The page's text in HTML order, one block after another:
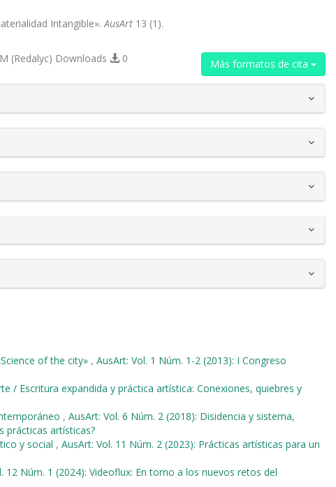
Intangible».AusArt 13 (1).
Más formatos de cita
(Redalyc) Downloads 0
of the city» , AusArt: Vol. 1 Núm. 1-2 (2013): I Congreso
/ Escritura expandida y práctica artística: Conexiones, quiebres y
, AusArt: Vol. 6 Núm. 2 (2018): Disidencia y sistema,
prácticas artísticas?
y social , AusArt: Vol. 11 Núm. 2 (2023): Prácticas artísticas para un
12 Núm. 1 (2024): Videoflux: En torno a los nuevos retos del